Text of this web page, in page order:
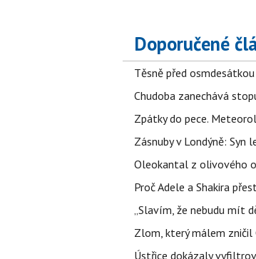
Doporučené
Těsně před
Chudoba zanechává
Zpátky do pece.
Zásnuby v Londýně: Syn
Oleokantal z olivového
Proč Adele a Shakira
„Slavím, že nebudu mít
Zlom, který málem zničil
Ústřice dokázaly